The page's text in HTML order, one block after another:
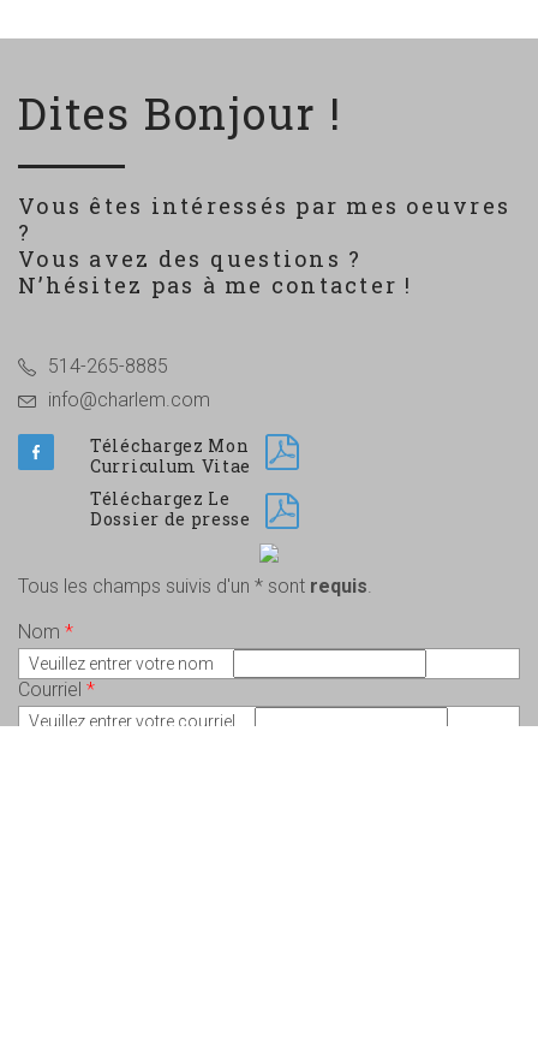
Dites Bonjour !
Vous êtes intéressés par mes oeuvres
?
Vous avez des questions ?
N’hésitez pas à me contacter !
514-265-8885
info@charlem.com
Téléchargez Mon
Curriculum Vitae
Téléchargez Le
Dossier de presse
Tous les champs suivis d'un * sont requis.
Nom *
Veuillez entrer votre nom
Courriel *
Veuillez entrer votre courriel